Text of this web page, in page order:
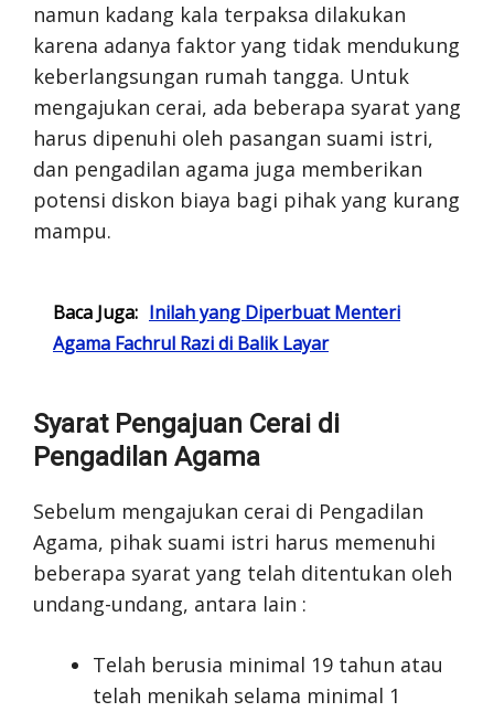
namun kadang kala terpaksa dilakukan
karena adanya faktor yang tidak mendukung
keberlangsungan rumah tangga. Untuk
mengajukan cerai, ada beberapa syarat yang
harus dipenuhi oleh pasangan suami istri,
dan pengadilan agama juga memberikan
potensi diskon biaya bagi pihak yang kurang
mampu.
Baca Juga: Inilah yang Diperbuat Menteri
Agama Fachrul Razi di Balik Layar
Syarat Pengajuan Cerai di
Pengadilan Agama
Sebelum mengajukan cerai di Pengadilan
Agama, pihak suami istri harus memenuhi
beberapa syarat yang telah ditentukan oleh
undang-undang, antara lain :
Telah berusia minimal 19 tahun atau
telah menikah selama minimal 1